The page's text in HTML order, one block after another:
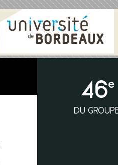
46e
DU